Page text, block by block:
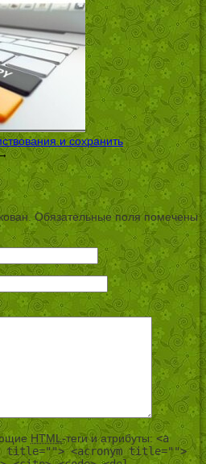
и сохранить
Обязательные поля помечены
HTML-теги и атрибуты: <a
<acronym title="">